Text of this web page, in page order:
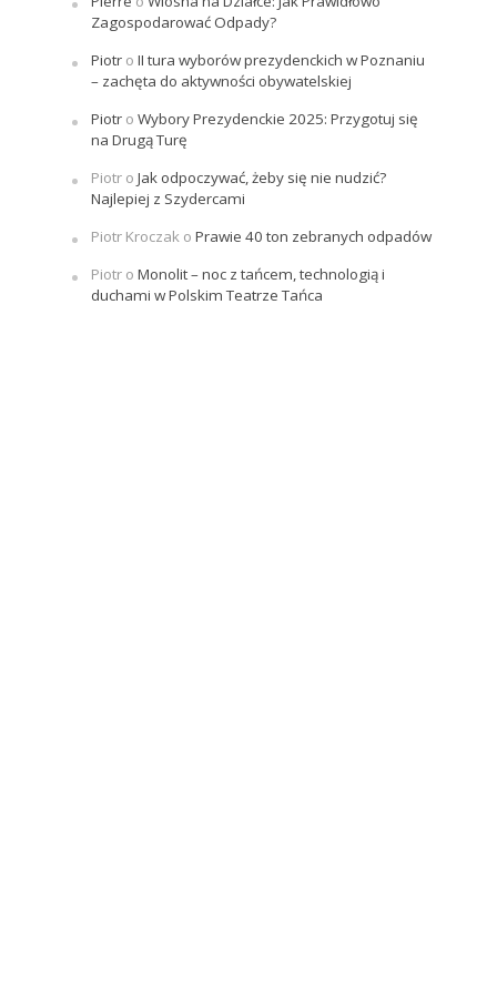
Zagospodarować Odpady?
Piotro II tura wyborów prezydenckich w Poznaniu
– zachęta do aktywności obywatelskiej
Piotro Wybory Prezydenckie 2025: Przygotuj się
na Drugą Turę
Piotro Jak odpoczywać, żeby się nie nudzić?
Najlepiej z Szydercami
Piotr Kroczako Prawie 40 ton zebranych odpadów
Piotro Monolit – noc z tańcem, technologią i
duchami w Polskim Teatrze Tańca